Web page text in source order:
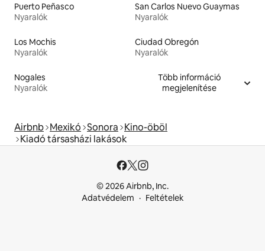
Puerto Peñasco
Nyaralók
San Carlos Nuevo Guaymas
Nyaralók
Los Mochis
Nyaralók
Ciudad Obregón
Nyaralók
Nogales
Nyaralók
Több információ
megjelenítése
Airbnb Mexikó Sonora Kino-öböl
Kiadó társasházi lakások
© 2026 Airbnb, Inc.
Adatvédelem
Feltételek